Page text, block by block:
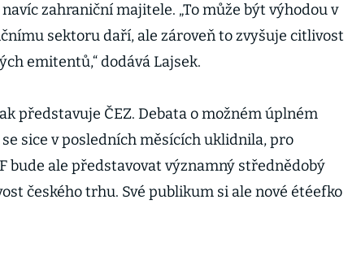
zahraniční majitele. „To může být výhodou v
sektoru daří, ale zároveň to zvyšuje citlivost
emitentů,“ dodává Lajsek.
představuje ČEZ. Debata o možném úplném
sice v posledních měsících uklidnila, pro
bude ale představovat významný střednědobý
českého trhu. Své publikum si ale nové étéefko